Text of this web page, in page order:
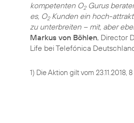
kompetenten O2Gurus
es, O2Kunden ein hoch-
zu unterbreiten – mit, aber
Markus von Böhlen, Director
Life bei Telefónica
1) Die Aktion gilt vom 23.11.2018, 8